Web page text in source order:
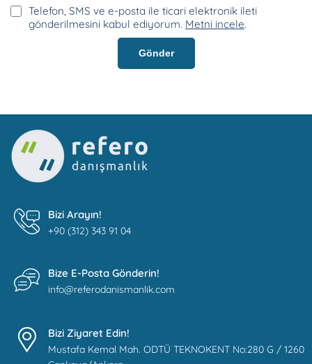
Telefon, SMS ve e-posta ile ticari elektronik ileti
gönderilmesini kabul ediyorum. Metni incele.
Gönder
Bizi Arayın!
+90 (312) 343 91 04
Bize E-Posta Gönderin!
info@referodanismanlik.com
Bizi Ziyaret Edin!
Mustafa Kemal Mah. ODTÜ TEKNOKENT No:280 G / 1260